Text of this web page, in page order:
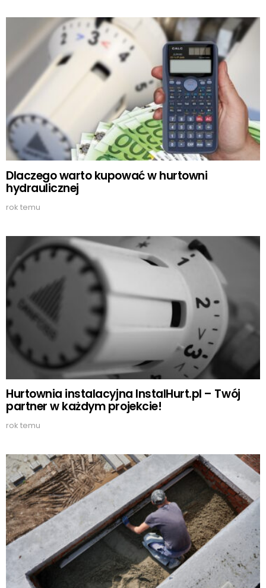
Dlaczego warto kupować w hurtowni
hydraulicznej
rok temu
Hurtownia instalacyjna InstalHurt.pl – Twój
partner w każdym projekcie!
rok temu